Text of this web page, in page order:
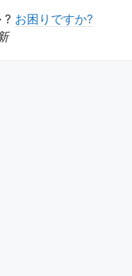
? お困りですか?